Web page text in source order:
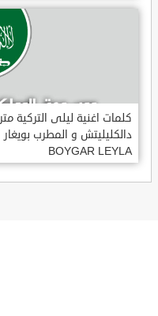
كلمات اغنية ليلى التركية
BOYGAR LEYLA